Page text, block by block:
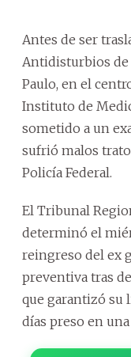
Antes de ser
Antidisturbios de
Paulo, en el
Instituto de
sometido a un
sufrió malos
Policía Federal.
El Tribunal
determinó el
reingreso del ex
preventiva tras
que garantizó su
días preso en